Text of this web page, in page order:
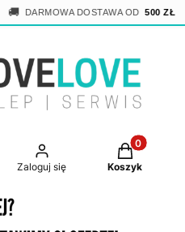
🚚 DARMOWA DOSTAWA OD 500 ZŁ
Zaloguj się
Produkty
Koszyk